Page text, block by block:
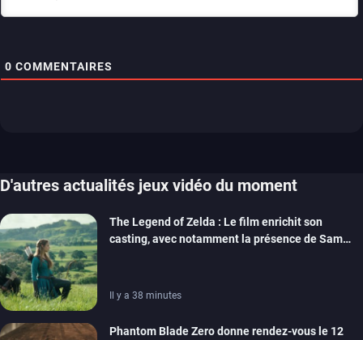
0 COMMENTAIRES
D'autres actualités jeux vidéo du moment
The Legend of Zelda : Le film enrichit son
casting, avec notamment la présence de Sam
Il y a 38 minutes
Phantom Blade Zero donne rendez-vous le 12